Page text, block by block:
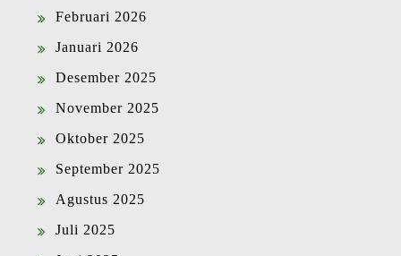
Februari 2026
Januari 2026
Desember 2025
November 2025
Oktober 2025
September 2025
Agustus 2025
Juli 2025